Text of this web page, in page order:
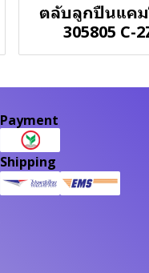
ตลับลูกปืนแคม
305805 C-
Payment
Shipping